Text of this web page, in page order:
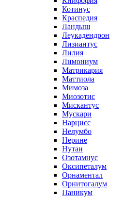
Котинус
Краспедия
Ландыш
Леукадендрон
Лизиантус
Лилия
Лимониум
Матрикария
Маттиола
Мимоза
Миозотис
Мискантус
Мускари
Нарцисс
Нелумбо
Нерине
Нутан
Озотамнус
Оксипеталум
Орнаментал
Орнитогалум
Паникум